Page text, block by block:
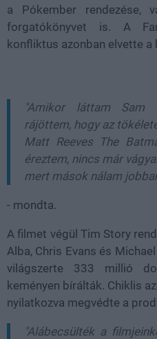
a Pókember rendezése,
forgatókönyvet is. A
konfliktus azonban elvette a
"Amikor láttam Sam
rájöttem, hogy az
Matt Reeves The
éreztem, nincs már
mert mások nálam
- mondta.
A filmet végül Tim Story
Alba, Chris Evans és
világszerte 333 millió
keményen bírálták. Chiklis
nyilatkozva megvédte a
"Alábecsülték a